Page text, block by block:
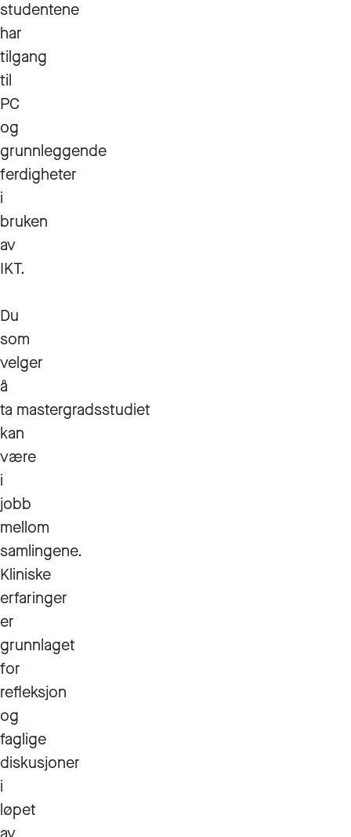
studentene
har
tilgang
til
PC
og
grunnleggende
ferdigheter
i
bruken
av
IKT.
Du
som
velger
å
ta mastergradsstudiet
kan
være
i
jobb
mellom
samlingene.
Kliniske
erfaringer
er
grunnlaget
for
refleksjon
og
faglige
diskusjoner
i
løpet